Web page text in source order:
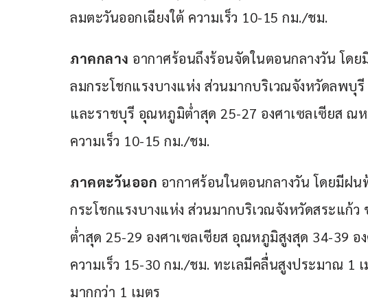
ลมตะวันออกเฉียงใต้ ความเร็ว 10-15 กม./ชม.
ภาคกลาง อากาศร้อนถึงร้อนจัดในตอนกลางวัน โ
ลมกระโชกแรงบางแห่ง ส่วนมากบริเวณจังหวัดลพ
และราชบุรี อุณหภูมิต่ำสุด 25-27 องศาเซลเซียส ณ
ความเร็ว 10-15 กม./ชม.
ภาคตะวันออก อากาศร้อนในตอนกลางวัน โดยมีฝ
กระโชกแรงบางแห่ง ส่วนมากบริเวณจังหวัดสระแ
ต่ำสุด 25-29 องศาเซลเซียส อุณหภูมิสูงสุด 34-39 อ
ความเร็ว 15-30 กม./ชม. ทะเลมีคลื่นสูงประมาณ 1
มากกว่า 1 เมตร